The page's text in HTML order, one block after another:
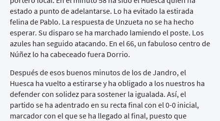
estado a punto de adelantarse. Lo ha evitado la estirada
felina de Pablo. La respuesta de Unzueta no se ha hecho
esperar. Su disparo se ha marchado lamiendo el poste. Los
azules han seguido atacando. En el 66, un fabuloso centro de
Núñez lo ha cabeceado fuera Dorrio.
Después de esos buenos minutos de los de Jandro, el
Huesca ha vuelto a estirarse y ha obligado a los nuestros ha
defender con solidez para sostener la igualada. Así, el
partido se ha adentrado en su recta final con el 0-0 inicial,
marcador con el que se ha llegado al final, puesto que